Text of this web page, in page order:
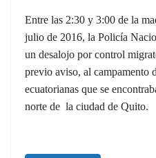
Entre las 2:30 y 3:00 de la
julio de 2016, la Policía
un desalojo por control
previo aviso, al campamento
ecuatorianas que se
norte de la ciudad de Quito.